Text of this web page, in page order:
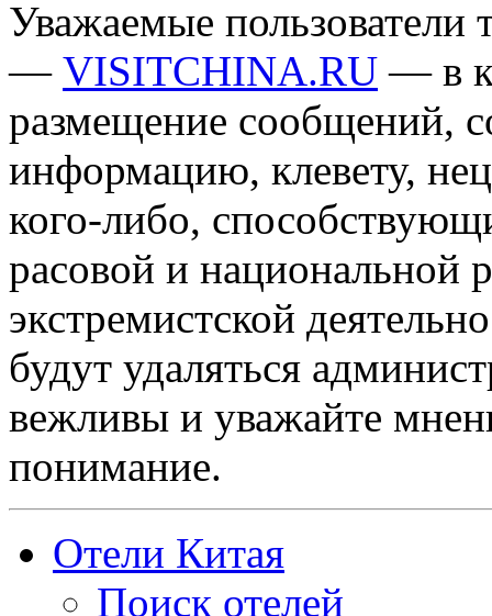
Уважаемые пользователи
— VISITCHINA.RU — в
размещение сообщений,
информацию, клевету,
кого-либо,
расовой и национальной
экстремистской
будут удаляться
вежливы и уважайте
понимание.
Отели Китая
Поиск отелей